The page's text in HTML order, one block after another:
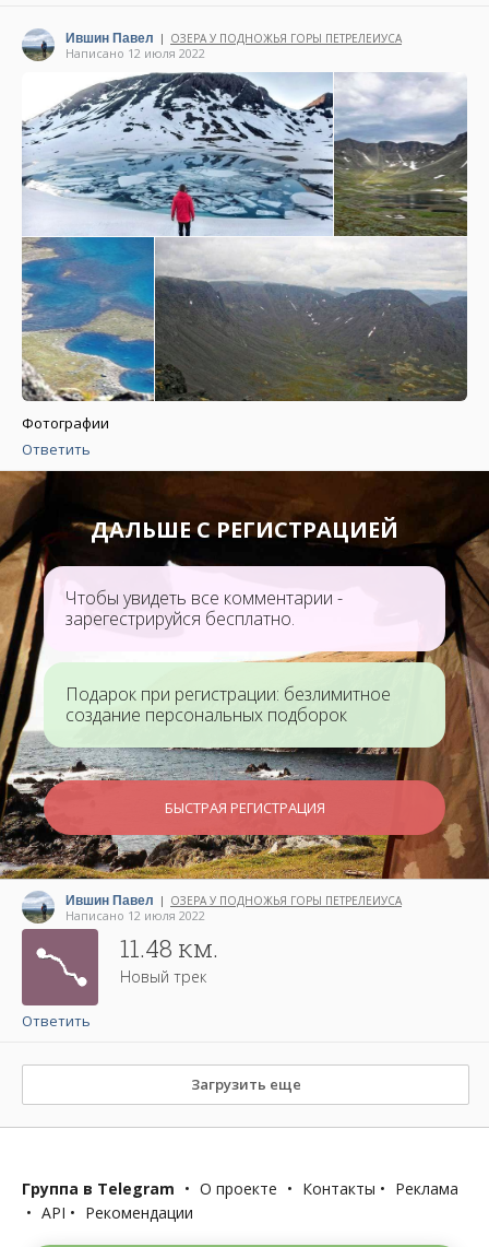
Ившин Павел | ОЗЕРА У ПОДНОЖЬЯ ГОРЫ ПЕТРЕЛЕИУСА
Написано 12 июля 2022
Фотографии
Ответить
ДАЛЬШЕ С РЕГИСТРАЦИЕЙ
Чтобы увидеть все комментарии -
зарегестрируйся бесплатно.
Подарок при регистрации: безлимитное
создание персональных подборок
БЫСТРАЯ РЕГИСТРАЦИЯ
Ившин Павел | ОЗЕРА У ПОДНОЖЬЯ ГОРЫ ПЕТРЕЛЕИУСА
Написано 12 июля 2022
11.48 км.
Новый трек
Ответить
Загрузить еще
Группа в Telegram • О проекте • Контакты • Реклама
• API • Рекомендации